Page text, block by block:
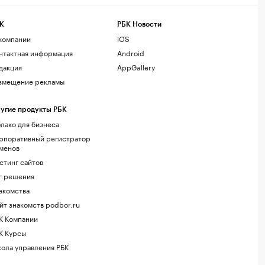
информация
рекламы
продукты РБК
для бизнеса
регистратор
сайтов
знакомств podbor.ru
Компании
Курсы
управления РБК
РБК Новости
iOS
Android
AppGallery